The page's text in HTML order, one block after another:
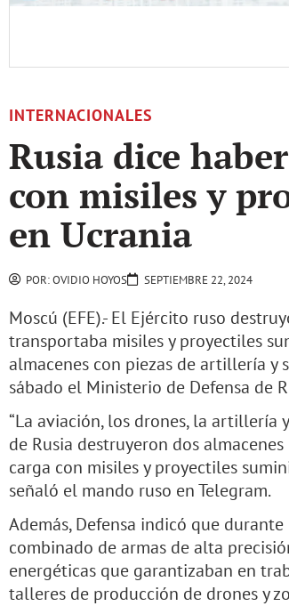
INTERNACIONALES
Rusia dice
con misiles y
en Ucrania
POR:OVIDIO HOYOS SEPTIEMBRE 22, 2024
Moscú (EFE).- El Ejército ruso
transportaba misiles y proyectiles
almacenes con piezas de artillería y
sábado el Ministerio de Defensa de
“La aviación, los drones, la artillería
de Rusia destruyeron dos
carga con misiles y proyectiles
señaló el mando ruso en Telegram.
Además, Defensa indicó que
combinado de armas de alta
energéticas que garantizaban en
talleres de producción de drones y